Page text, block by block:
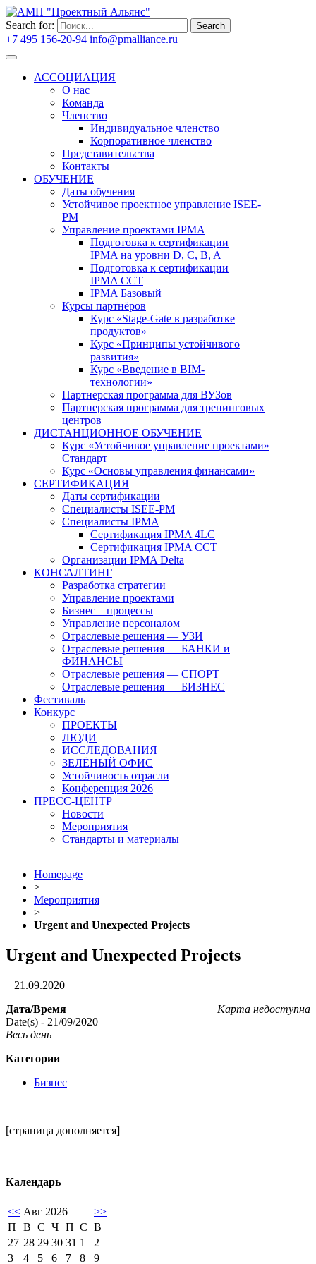
Search for: Search
+7 495 156-20-94 info@pmalliance.ru
АССОЦИАЦИЯ
О нас
Команда
Членство
Индивидуальное членство
Корпоративное членство
Представительства
Контакты
ОБУЧЕНИЕ
Даты обучения
Устойчивое проектное управление ISEE-
PM
Управление проектами IPMA
Подготовка к сертификации
IPMA на уровни D, C, B, A
Подготовка к сертификации
IPMA CCT
IPMA Базовый
Курсы партнёров
Курс «Stage-Gate в разработке
продуктов»
Курс «Принципы устойчивого
развития»
Курс «Введение в BIM-
технологии»
Партнерская программа для ВУЗов
Партнерская программа для тренинговых
центров
ДИСТАНЦИОННОЕ ОБУЧЕНИЕ
Курс «Устойчивое управление проектами»
Стандарт
Курс «Основы управления финансами»
СЕРТИФИКАЦИЯ
Даты сертификации
Специалисты ISEE-PM
Специалисты IPMA
Сертификация IPMA 4LC
Сертификация IPMA CCT
Организации IPMA Delta
КОНСАЛТИНГ
Разработка стратегии
Управление проектами
Бизнес – процессы
Управление персоналом
Отраслевые решения — УЗИ
Отраслевые решения — БАНКИ и
ФИНАНСЫ
Отраслевые решения — СПОРТ
Отраслевые решения — БИЗНЕС
Фестиваль
Конкурс
ПРОЕКТЫ
ЛЮДИ
ИССЛЕДОВАНИЯ
ЗЕЛЁНЫЙ ОФИС
Устойчивость отрасли
Конференция 2026
ПРЕСС-ЦЕНТР
Новости
Мероприятия
Стандарты и материалы
Homepage
>
Мероприятия
>
Urgent and Unexpected Projects
Urgent and Unexpected Projects
21.09.2020
Карта недоступна
Дата/Время
Date(s) - 21/09/2020
Весь день
Категории
Бизнес
[страница дополняется]
Календарь
<< Авг 2026
>>
П
В С Ч П С В
27 28 29 30 31 1
2
3
4 5 6 7 8 9